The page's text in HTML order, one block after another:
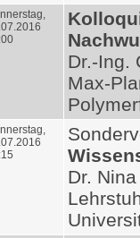
Dr.-Ing.
Max-
Dr.